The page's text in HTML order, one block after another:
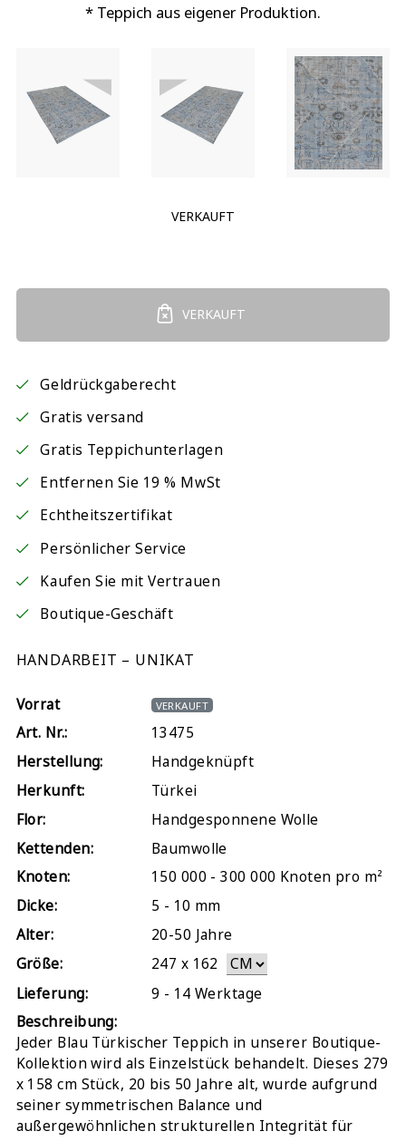
* Teppich aus eigener Produktion.
VERKAUFT
VERKAUFT
Geldrückgaberecht
Gratis versand
Gratis Teppichunterlagen
Entfernen Sie 19 % MwSt
Echtheitszertifikat
Persönlicher Service
Kaufen Sie mit Vertrauen
Boutique-Geschäft
HANDARBEIT – UNIKAT
Vorrat VERKAUFT
Art. Nr.:
13475
Herstellung:
Handgeknüpft
Herkunft:
Türkei
Flor:
Handgesponnene Wolle
Kettenden:
Baumwolle
Knoten:
150 000 - 300 000 Knoten pro m²
Dicke:
5 - 10 mm
Alter:
20-50 Jahre
Größe:
247 x 162
Lieferung:
9 - 14 Werktage
Beschreibung:
Jeder Blau Türkischer Teppich in unserer Boutique-
Kollektion wird als Einzelstück behandelt. Dieses 279
x 158 cm Stück, 20 bis 50 Jahre alt, wurde aufgrund
seiner symmetrischen Balance und
außergewöhnlichen strukturellen Integrität für